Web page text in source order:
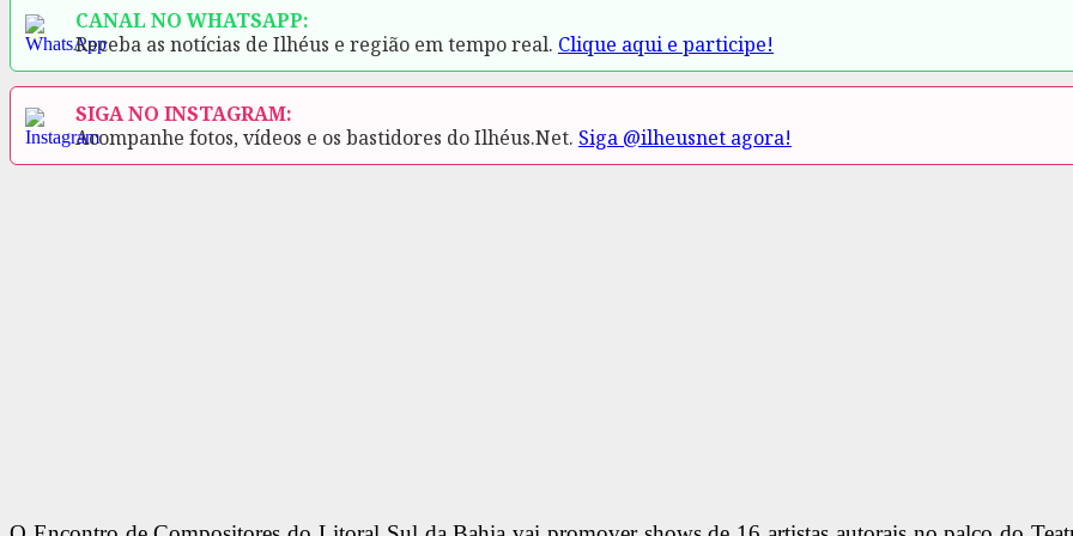
CANAL NO WHATSAPP:
Receba as notícias de Ilhéus e região em tempo real. Clique aqui e participe!
SIGA NO INSTAGRAM:
Acompanhe fotos, vídeos e os bastidores do Ilhéus.Net. Siga @ilheusnet agora!